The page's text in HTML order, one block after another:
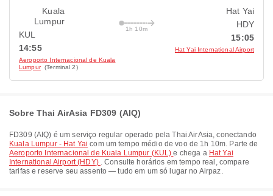
Kuala
Lumpur
KUL
14:55
Aeroporto Internacional de Kuala
Lumpur (Terminal 2)
1h 10m
Hat Yai
HDY
15:05
Hat Yai International Airport
Sobre Thai AirAsia FD309 (AIQ)
FD309 (AIQ) é um serviço regular operado pelaThai AirAsia, conectando
Kuala Lumpur - Hat Yai com um tempo médio de voo de 1h 10m. Parte de
Aeroporto Internacional de Kuala Lumpur (KUL)e chega a Hat Yai
International Airport (HDY) . Consulte horários em tempo real, compare
tarifas e reserve seu assento — tudo em um só lugar no Airpaz.